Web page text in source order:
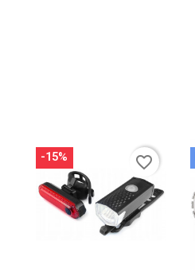
-15% favorite_border